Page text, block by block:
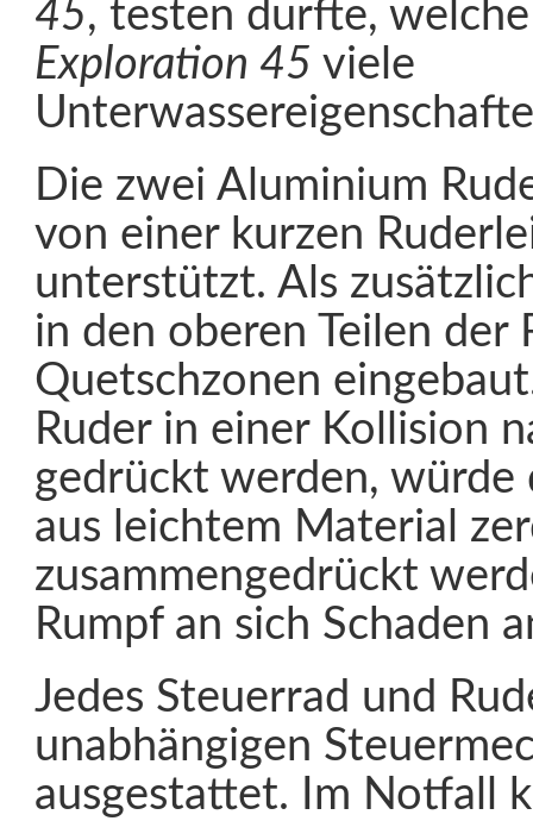
45, testen durfte,
Exploration 45 viele
Die zwei Aluminium
von einer kurzen
unterstützt. Als
in den oberen Teilen der
Quetschzonen
Ruder in einer Kollision
gedrückt werden, würde
aus leichtem Material
zusammengedrückt
Rumpf an sich Schaden
Jedes Steuerrad und
unabhängigen
ausgestattet. Im Notfall